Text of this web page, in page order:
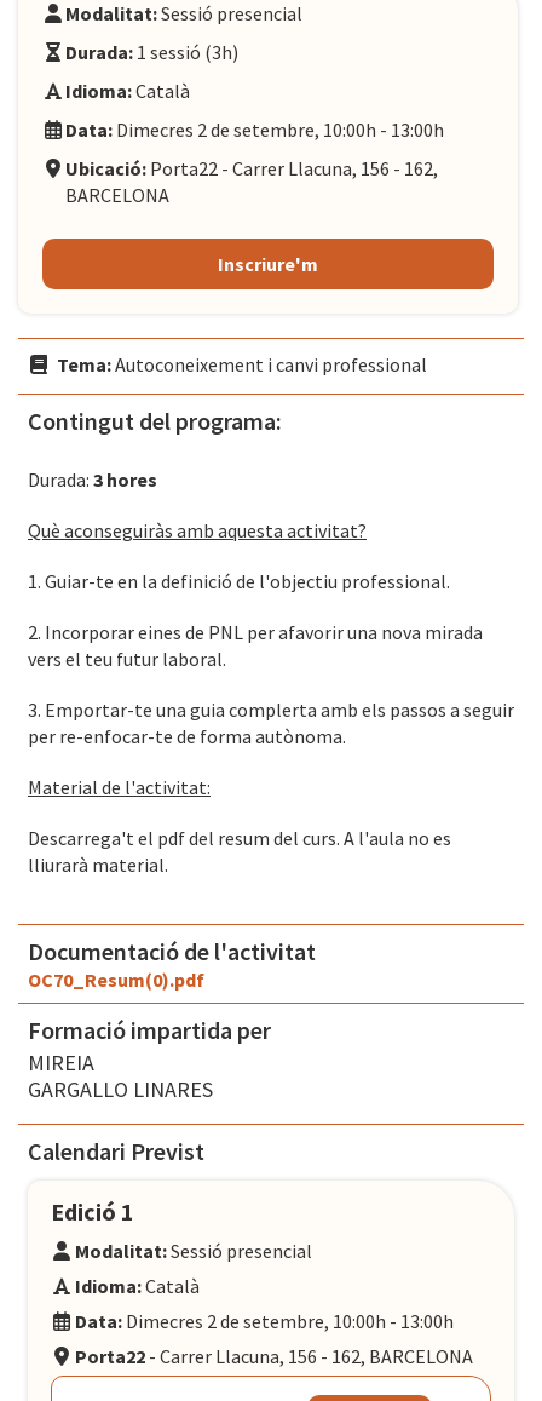
Modalitat:Sessió presencial
Durada: 1 sessió (3h)
Idioma:Català
Data: Dimecres 2 de setembre, 10:00h - 13:00h
Ubicació: Porta22 - Carrer Llacuna, 156 - 162,
BARCELONA
Inscriure'm
Tema:Autoconeixement i canvi professional
Contingut del programa:
Durada: 3 hores
Què aconseguiràs amb aquesta activitat?
1. Guiar-te en la definició de l'objectiu professional.
2. Incorporar eines de PNL per afavorir una nova mirada
vers el teu futur laboral.
3. Emportar-te una guia complerta amb els passos a seguir
per re-enfocar-te de forma autònoma.
Material de l'activitat:
Descarrega't el pdf del resum del curs. A l'aula no es
lliurarà material.
Documentació de l'activitat
OC70_Resum(0).pdf
Formació impartida per
MIREIA
GARGALLO LINARES
Calendari Previst
Edició 1
Modalitat:Sessió presencial
Idioma:Català
Data: Dimecres 2 de setembre, 10:00h - 13:00h
Porta22 - Carrer Llacuna, 156 - 162, BARCELONA